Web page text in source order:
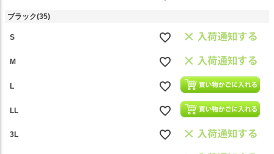
ブラック(35)
S
M
L
LL
3L